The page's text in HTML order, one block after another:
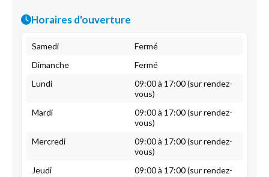
Horaires d'ouverture
Samedi
Fermé
Dimanche
Fermé
Lundi
09:00 à 17:00 (sur rendez-
vous)
Mardi
09:00 à 17:00 (sur rendez-
vous)
Mercredi
09:00 à 17:00 (sur rendez-
vous)
Jeudi
09:00 à 17:00 (sur rendez-